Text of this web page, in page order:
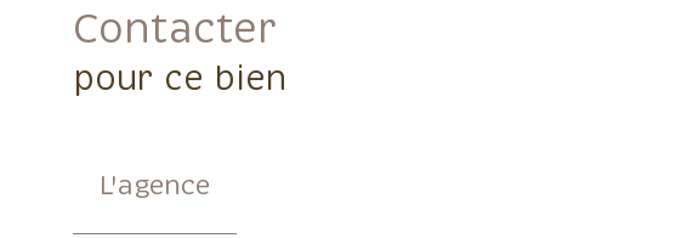
Contacter
pour ce bien
L'agence